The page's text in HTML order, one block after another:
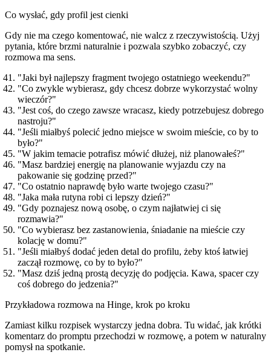
Co wysłać, gdy profil jest cienki
Gdy nie ma czego komentować, nie walcz z rzeczywistością. Użyj
pytania, które brzmi naturalnie i pozwala szybko zobaczyć, czy
rozmowa ma sens.
"Jaki był najlepszy fragment twojego ostatniego weekendu?"
"Co zwykle wybierasz, gdy chcesz dobrze wykorzystać wolny
wieczór?"
"Jest coś, do czego zawsze wracasz, kiedy potrzebujesz dobrego
nastroju?"
"Jeśli miałbyś polecić jedno miejsce w swoim mieście, co by to
było?"
"W jakim temacie potrafisz mówić dłużej, niż planowałeś?"
"Masz bardziej energię na planowanie wyjazdu czy na
pakowanie się godzinę przed?"
"Co ostatnio naprawdę było warte twojego czasu?"
"Jaka mała rutyna robi ci lepszy dzień?"
"Gdy poznajesz nową osobę, o czym najłatwiej ci się
rozmawia?"
"Co wybierasz bez zastanowienia, śniadanie na mieście czy
kolację w domu?"
"Jeśli miałbyś dodać jeden detal do profilu, żeby ktoś łatwiej
zaczął rozmowę, co by to było?"
"Masz dziś jedną prostą decyzję do podjęcia. Kawa, spacer czy
coś dobrego do jedzenia?"
Przykładowa rozmowa na Hinge, krok po kroku
Zamiast kilku rozpisek wystarczy jedna dobra. Tu widać, jak krótki
komentarz do promptu przechodzi w rozmowę, a potem w naturalny
pomysł na spotkanie.